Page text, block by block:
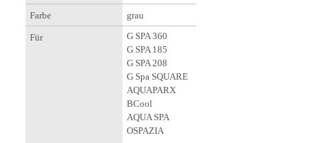
Farbe grau
Für
G SPA 360
G SPA 185
G SPA 208
G Spa SQUARE
AQUAPARX
BCool
AQUA SPA
OSPAZIA